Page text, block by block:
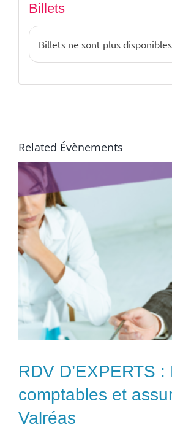
Billets
Billets ne sont plus disponibles
Related Évènements
RDV D’EXPERTS
comptables et
Valréas